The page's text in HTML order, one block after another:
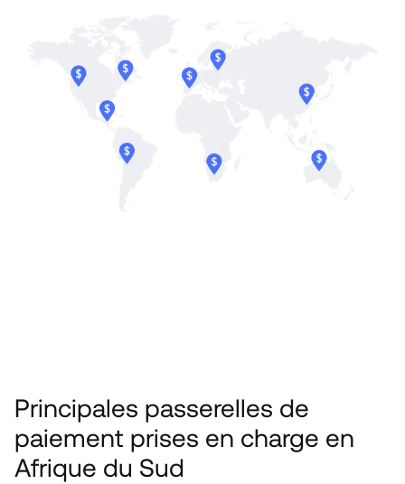
Principales passerelles de
paiement prises en charge en
Afrique du Sud